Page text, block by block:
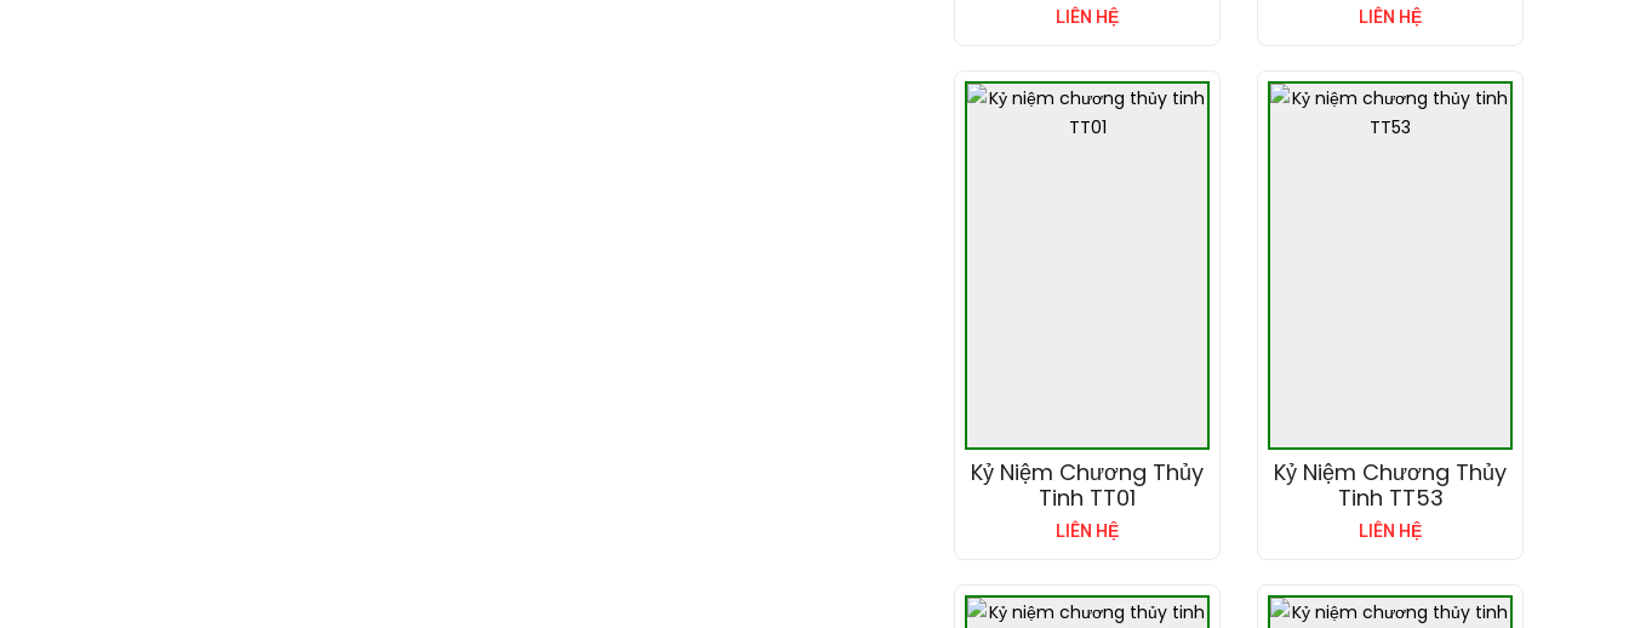
LIÊN HỆ LIÊN HỆ
Kỷ Niệm Chương Thủy
Tinh TT01
LIÊN HỆ
Kỷ Niệm Chương Thủy
Tinh TT53
LIÊN HỆ